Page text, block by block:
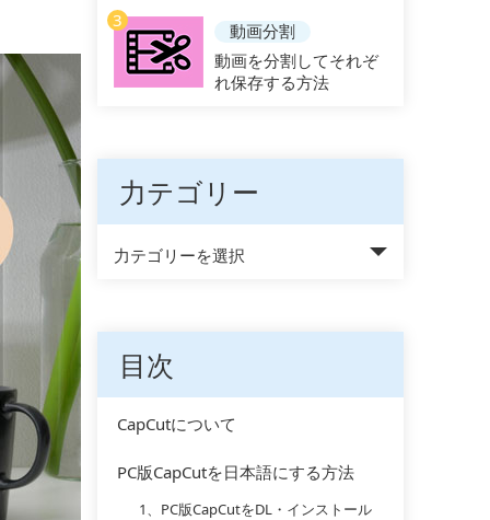
3
動画分割
動画を分割してそれぞ
れ保存する方法
力テゴリー
力テゴリーを選択
目次
CapCutについて
PC版CapCutを日本語にする方法
1、PC版CapCutをDL・インストール